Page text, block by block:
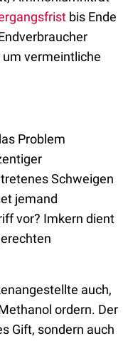
bis Ende
vermeintliche
Problem
Schweigen
jemand
vor? Imkern dient
auch,
ordern. Der
Gift, sondern auch